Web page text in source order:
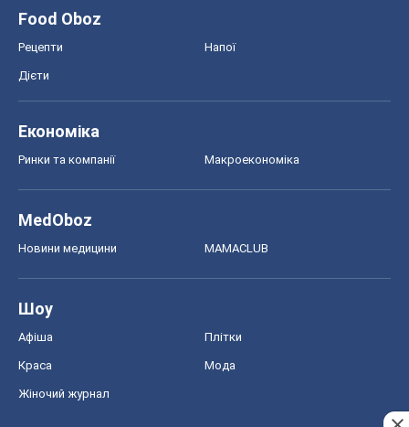
Food Oboz
Рецепти Напої
Дієти
Економіка
Ринки та компанії Макроекономіка
MedOboz
Новини медицини MAMACLUB
Шоу
Афіша Плітки
Краса Мода
Жіночий журнал